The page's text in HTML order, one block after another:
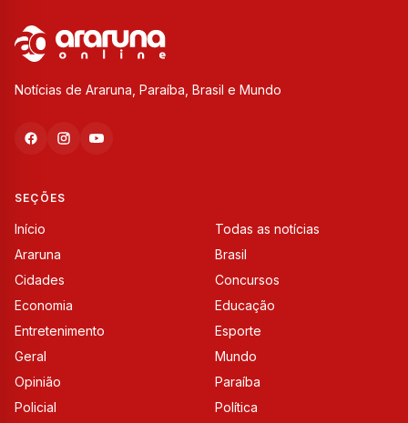
Notícias de Araruna, Paraíba, Brasil e Mundo
SEÇÕES
Início
Todas as notícias
Araruna
Brasil
Cidades
Concursos
Economia
Educação
Entretenimento
Esporte
Geral
Mundo
Opinião
Paraíba
Policial
Política